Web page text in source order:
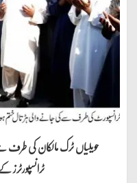
حویلیاں ٹرک مالکان کی